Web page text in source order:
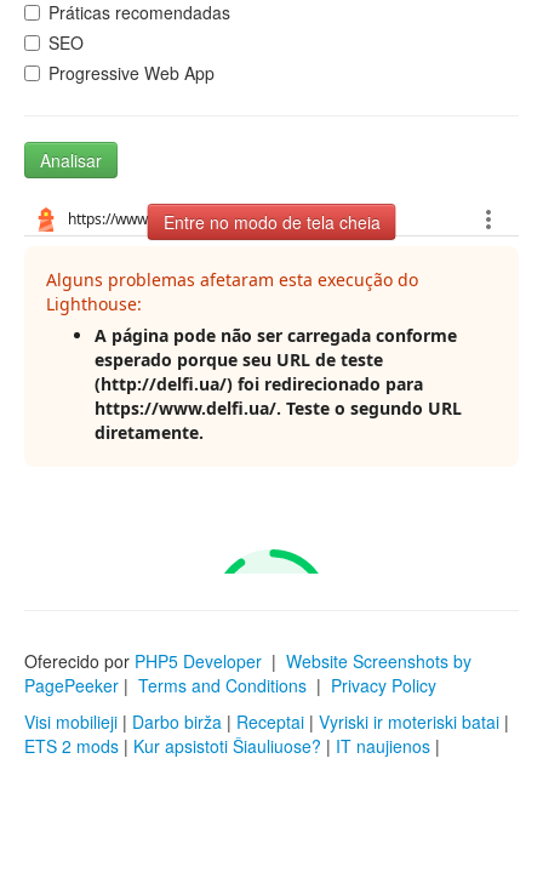
Práticas recomendadas
SEO
Progressive Web App
Analisar
Entre no modo de tela cheia
Oferecido por PHP5 Developer | Website Screenshots by
PagePeeker | Terms and Conditions | Privacy Policy
Visi mobilieji | Darbo birža | Receptai | Vyriski ir moteriski batai |
ETS 2 mods | Kur apsistoti Šiauliuose? | IT naujienos |